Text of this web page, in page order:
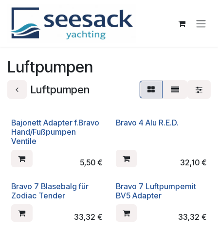
Zum Inhalt springen
Luftpumpen
Luftpumpen
Bajonett Adapter f.Bravo
Hand/Fußpumpen
Ventile
5,50€
Bravo 4 Alu R.E.D.
32,10 €
Bravo 7 Blasebalg für
Zodiac Tender
33,32 €
Bravo 7 Luftpumpemit
BV5 Adapter
33,32 €